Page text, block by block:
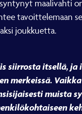
maalivahti
tavoittelemaan
joukkuetta.
siirrosta itsellä,
merkeissä.
muista